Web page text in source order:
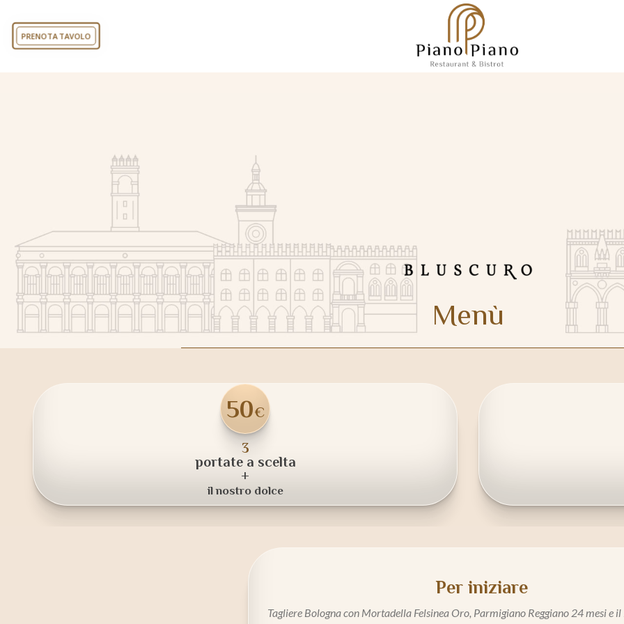
PRENOTA TAVOLO
Menù
50€
3
portate a scelta
+
il nostro dolce
Per iniziare
Tagliere Bologna con Mortadella Felsinea Oro, Parmigiano Reggiano 24 mesi e